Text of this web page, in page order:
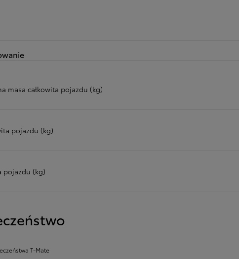
masa całkowita pojazdu (kg)
pojazdu (kg)
pojazdu (kg)
T-Mate